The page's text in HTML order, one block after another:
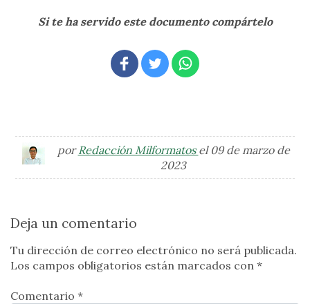
Si te ha servido este documento compártelo
porRedacción Milformatos el 09 de marzo de
2023
Deja un comentario
Tu dirección de correo electrónico no será publicada.
Los campos obligatorios están marcados con *
Comentario *